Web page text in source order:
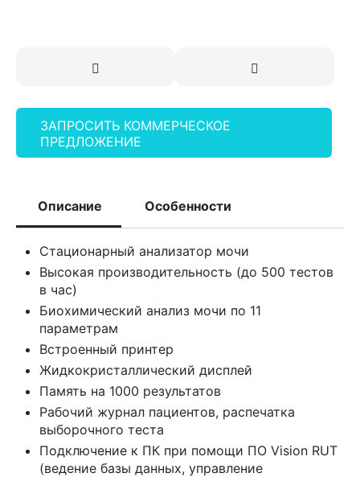
ЗАПРОСИТЬ КОММЕРЧЕСКОЕ
ПРЕДЛОЖЕНИЕ
Описание Особенности
Стационарный анализатор мочи
Высокая производительность (до 500 тестов
в час)
Биохимический анализ мочи по 11
параметрам
Встроенный принтер
Жидкокристаллический дисплей
Память на 1000 результатов
Рабочий журнал пациентов, распечатка
выборочного теста
Подключение к ПК при помощи ПО Vision RUT
(ведение базы данных, управление